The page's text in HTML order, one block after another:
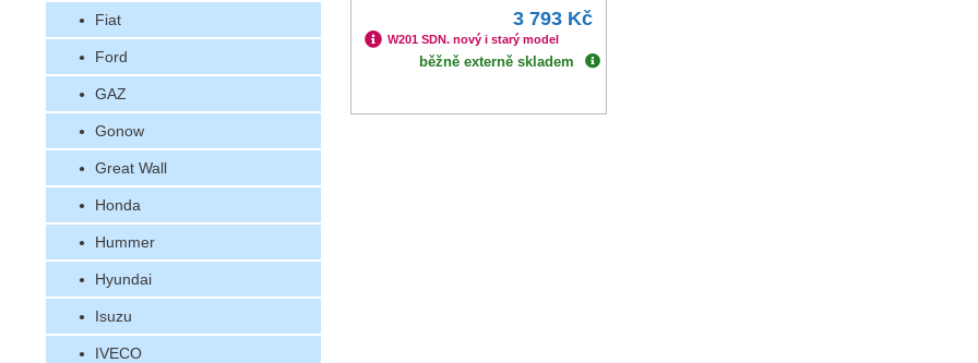
Fiat
Ford
GAZ
Gonow
Great Wall
Honda
Hummer
Hyundai
Isuzu
IVECO
3 793 Kč
W201 SDN. nový i starý model
běžně externě skladem